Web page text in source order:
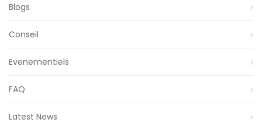
Blogs
Conseil
Evenementiels
FAQ
Latest News